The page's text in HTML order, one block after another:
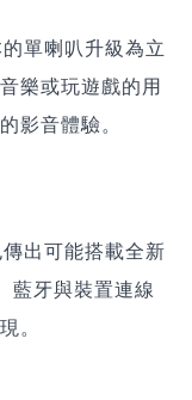
單喇叭升級為立
樂或玩遊戲的用
影音體驗。
出可能搭載全新
藍牙與裝置連線
。